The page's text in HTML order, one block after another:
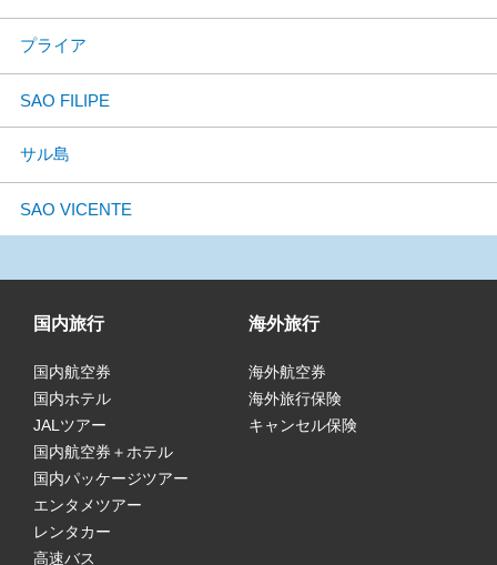
プライア
SAO FILIPE
サル島
SAO VICENTE
国内旅行
国内航空券
国内ホテル
JALツアー
国内航空券＋ホテル
国内パッケージツアー
エンタメツアー
レンタカー
高速バス
海外旅行
海外航空券
海外旅行保険
キャンセル保険